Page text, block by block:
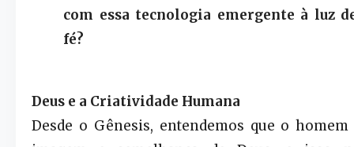
com essa tecnologia emergente à luz
fé?
Deus e a Criatividade Humana
Desde o Gênesis, entendemos que o